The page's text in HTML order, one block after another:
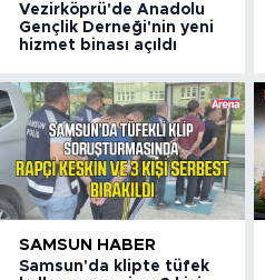
Vezirköprü'de Anadolu
Gençlik Derneği'nin yeni
hizmet binası açıldı
SAMSUN HABER
Samsun'da klipte tüfek